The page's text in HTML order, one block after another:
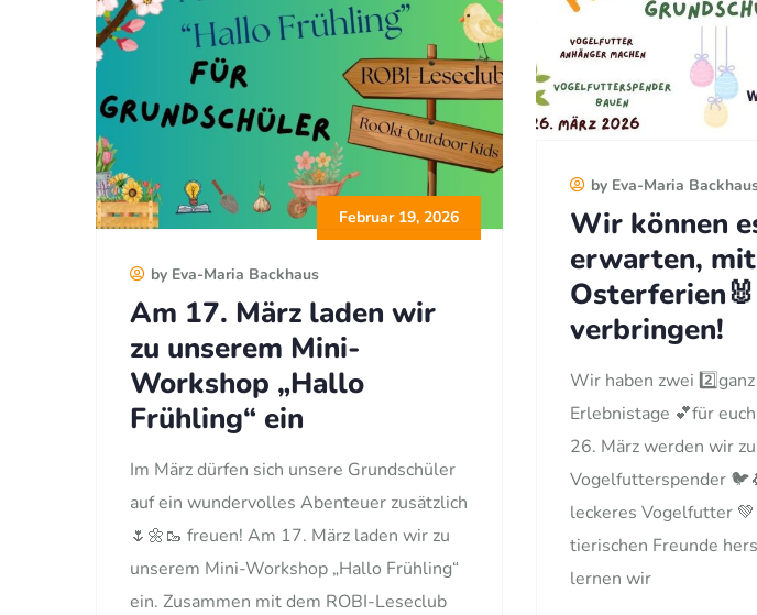
Februar 19, 2026
by Eva-Maria Backhaus
Am 17. März laden wir
zu unserem Mini-
Workshop „Hallo
Frühling“ ein
Im März dürfen sich unsere Grundschüler
auf ein wundervolles Abenteuer zusätzlich
🌷🌼🥾 freuen! Am 17. März laden wir zu
unserem Mini-Workshop „Hallo Frühling“
ein. Zusammen mit dem ROBI-Leseclub
by Eva-Maria
Wir können
erwarten,
verbringen!
Wir haben zwei
Erlebnistage 💕für
26. März werden wir
Vogelfutterspender
leckeres Vogelfutter
tierischen Freunde
lernen wir